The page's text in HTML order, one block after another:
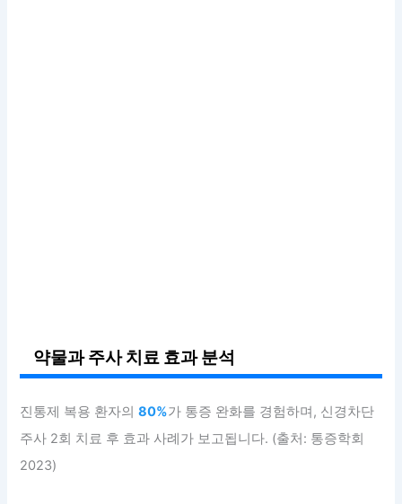
약물과 주사 치료 효과 분석
진통제 복용 환자의80%가 통증 완화를 경험하며, 신경차단
주사 2회 치료 후 효과 사례가 보고됩니다. (출처: 통증학회
2023)